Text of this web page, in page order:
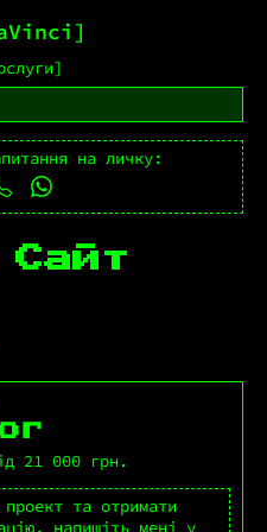
на личку:
Сайт
21 000 грн.
та отримати
напишіть мені у